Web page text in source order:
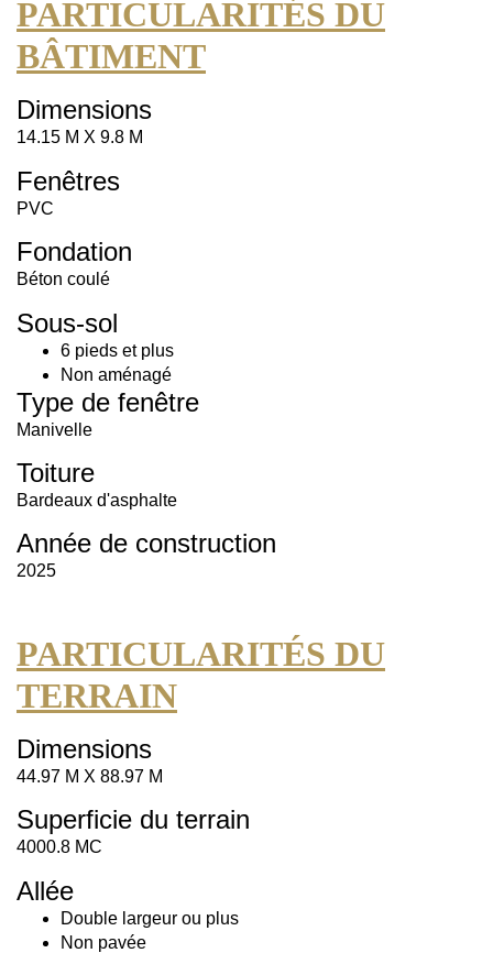
PARTICULARITÉS DU
BÂTIMENT
Dimensions
14.15 M X 9.8 M
Fenêtres
PVC
Fondation
Béton coulé
Sous-sol
6 pieds et plus
Non aménagé
Type de fenêtre
Manivelle
Toiture
Bardeaux d'asphalte
Année de construction
2025
PARTICULARITÉS DU
TERRAIN
Dimensions
44.97 M X 88.97 M
Superficie du terrain
4000.8 MC
Allée
Double largeur ou plus
Non pavée